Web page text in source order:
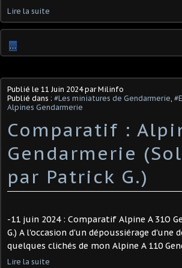
Lire la suite
…
Publié le 11 Juin 2024par Milinfo
Publié dans : #Les miniatures de Gendarmerie,
Alpines Gendarmerie
Comparatif :
Gendarmerie
par Patrick G.)
-11 juin 2024 : Comparatif Alpine A 31O
G.) A l'occasion d'un dépoussiérage
quelques clichés de mon Alpine A 110
Lire la suite